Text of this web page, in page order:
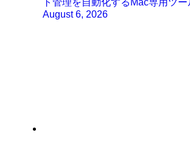
ト管理を自動化するMac専用ツー
August 6, 2026